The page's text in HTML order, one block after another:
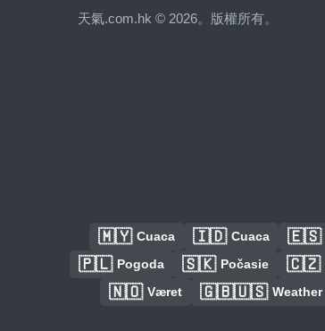
天氣.com.hk © 2026。版權所有。
🇲🇾 Cuaca 🇮🇩 Cuaca 🇪🇸
🇵🇱 Pogoda 🇸🇰 Počasie 🇨🇿
🇳🇴 Været 🇬🇧🇺🇸 Weather